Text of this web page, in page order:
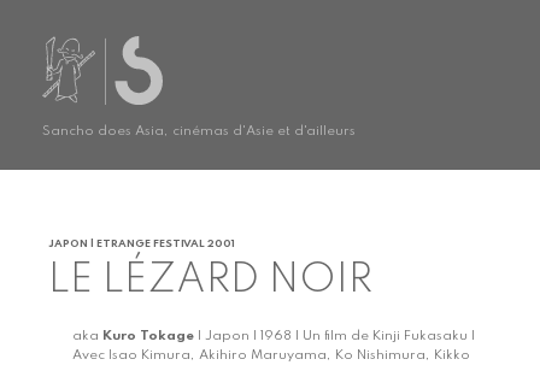
Sancho does Asia, cinémas d'Asie et d'ailleurs
JAPON | ETRANGE FESTIVAL 2001
LE LÉZARD NOIR
aka Kuro Tokage | Japon | 1968 | Un film de Kinji Fukasaku |
Avec Isao Kimura, Akihiro Maruyama, Ko Nishimura, Kikko